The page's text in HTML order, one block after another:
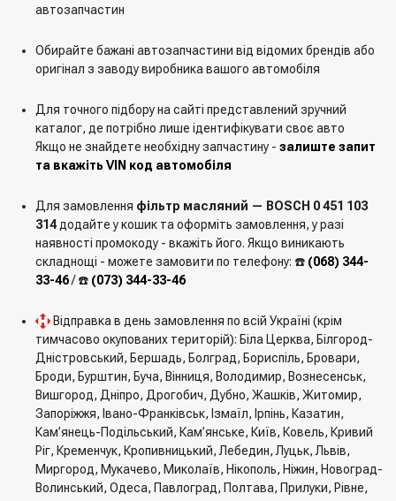
автозапчастин
Обирайте бажані автозапчастини від відомих брендів або
оригінал з заводу виробника вашого автомобіля
Для точного підбору на сайті представлений зручний
каталог, де потрібно лише ідентифікувати своє авто
Якщо не знайдете необхідну запчастину - залиште запит
та вкажіть VIN код автомобіля
Для замовлення фільтр масляний — BOSCH 0 451 103
314додайте у кошик та оформіть замовлення, у разі
наявності промокоду - вкажіть його. Якщо виникають
складнощі - можете замовити по телефону: ☎️ (068) 344-
33-46/ ☎️ (073) 344-33-46
Відправка в день замовлення по всій Україні (крім
тимчасово окупованих територій): Біла Церква, Білгород-
Дністровський, Бершадь, Болград, Бориспіль, Бровари,
Броди, Бурштин, Буча, Вінниця, Володимир, Вознесенськ,
Вишгород, Дніпро, Дрогобич, Дубно, Жашків, Житомир,
Запоріжжя, Івано-Франківськ, Ізмаїл, Ірпінь, Казатин,
Кам’янець-Подільський, Кам’янське, Київ, Ковель, Кривий
Ріг, Кременчук, Кропивницький, Лебедин, Луцьк, Львів,
Миргород, Мукачево, Миколаїв, Нікополь, Ніжин, Новоград-
Волинський, Одеса, Павлоград, Полтава, Прилуки, Рівне,